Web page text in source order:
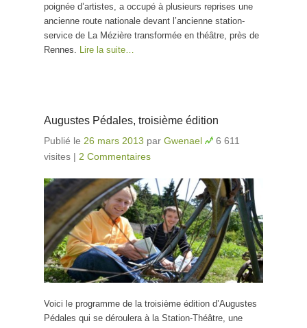
poignée d’artistes, a occupé à plusieurs reprises une
ancienne route nationale devant l’ancienne station-
service de La Mézière transformée en théâtre, près de
Rennes. Lire la suite…
Augustes Pédales, troisième édition
Publié le 26 mars 2013 par Gwenael
6 611
visites | 2 Commentaires
Voici le programme de la troisième édition d’Augustes
Pédales qui se déroulera à la Station-Théâtre, une